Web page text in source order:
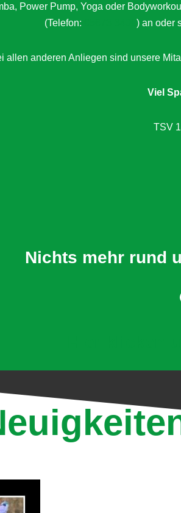
Power Pump, Yoga oder
(Telefon:
) an oder
allen anderen Anliegen sind unsere
Viel
TSV
Nichts mehr rund